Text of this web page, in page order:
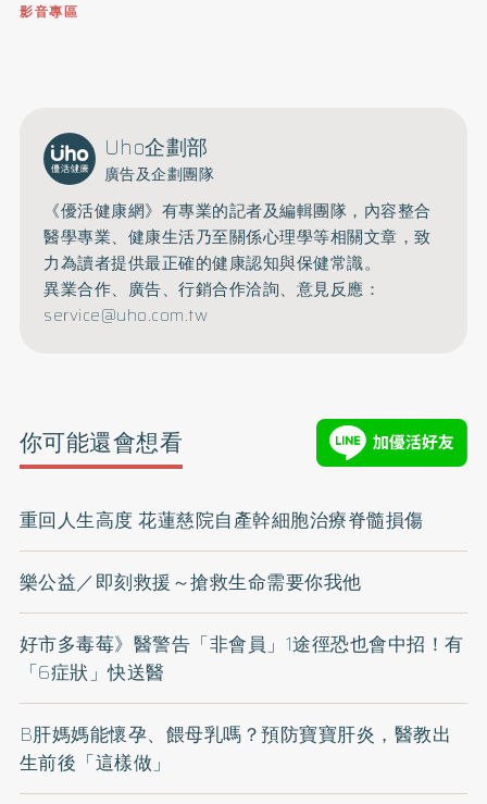
影音專區
Uho企劃部
廣告及企劃團隊
《優活健康網》有專業的記者及編輯團隊，內容整合
醫學專業、健康生活乃至關係心理學等相關文章，致
力為讀者提供最正確的健康認知與保健常識。
異業合作、廣告、行銷合作洽詢、意見反應：
service@uho.com.tw
你可能還會想看
重回人生高度 花蓮慈院自產幹細胞治療脊髓損傷
樂公益／即刻救援～搶救生命需要你我他
好市多毒莓》醫警告「非會員」1途徑恐也會中招！有
「6症狀」快送醫
B肝媽媽能懷孕、餵母乳嗎？預防寶寶肝炎，醫教出
生前後「這樣做」